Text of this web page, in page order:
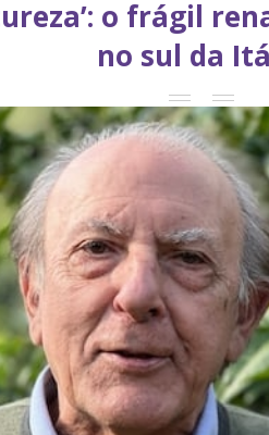
o frágil
no sul da